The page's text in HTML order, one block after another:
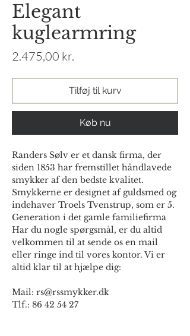
Elegant
kuglearmring
2.475,00 kr.
Tilføj til kurv
Køb nu
Randers Sølv er et dansk firma, der
siden 1853 har fremstillet håndlavede
smykker af den bedste kvalitet.
Smykkerne er designet af guldsmed og
indehaver Troels Tvenstrup, som er 5.
Generation i det gamle familiefirma
Har du nogle spørgsmål, er du altid
velkommen til at sende os en mail
eller ringe ind til vores kontor. Vi er
altid klar til at hjælpe dig:
Mail: rs@rssmykker.dk
Tlf.: 86 42 54 27